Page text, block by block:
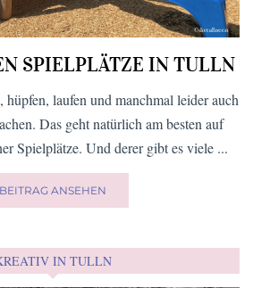
SPIELPLÄTZE IN TULLN
laufen und manchmal leider auch
besten auf
Spielplätze. Und derer gibt es viele ...
BEITRAG ANSEHEN
IN TULLN